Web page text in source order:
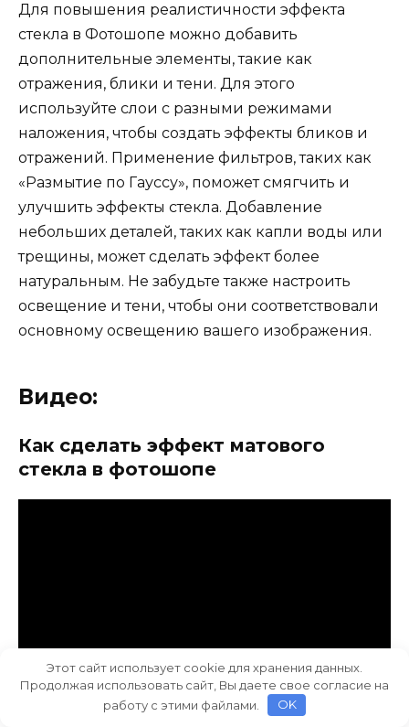
Для повышения реалистичности эффекта
стекла в Фотошопе можно добавить
дополнительные элементы, такие как
отражения, блики и тени. Для этого
используйте слои с разными режимами
наложения, чтобы создать эффекты бликов и
отражений. Применение фильтров, таких как
«Размытие по Гауссу», поможет смягчить и
улучшить эффекты стекла. Добавление
небольших деталей, таких как капли воды или
трещины, может сделать эффект более
натуральным. Не забудьте также настроить
освещение и тени, чтобы они соответствовали
основному освещению вашего изображения.
Видео:
Как сделать эффект матового
стекла в фотошопе
Этот сайт использует cookie для хранения данных.
Продолжая использовать сайт, Вы даете свое согласие на
работу с этими файлами.
OK